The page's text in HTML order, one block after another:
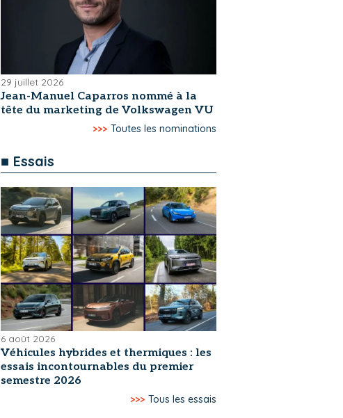
29 juillet 2026
Jean-Manuel Caparros nommé à la
tête du marketing de Volkswagen VU
>>> Toutes les nominations
■ Essais
6 août 2026
Véhicules hybrides et thermiques : les
essais incontournables du premier
semestre 2026
>>> Tous les essais